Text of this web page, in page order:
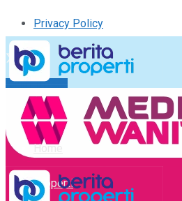
Privacy Policy
Kirim Tulisan
Tulisan Saya
Logout
Home
Properti